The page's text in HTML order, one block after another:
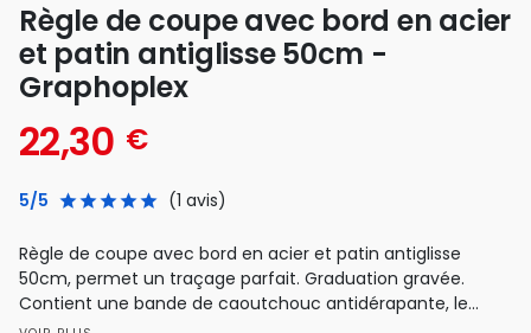
Règle de coupe avec bord en acier
et patin antiglisse 50cm -
Graphoplex
22,30 €
5/5 (1 avis)
Règle de coupe avec bord en acier et patin antiglisse
50cm, permet un traçage parfait. Graduation gravée.
Contient une bande de caoutchouc antidérapante, le